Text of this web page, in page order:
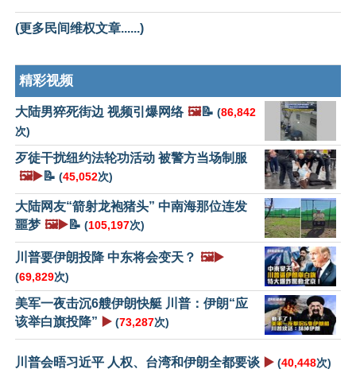
(更多民间维权文章......)
精彩视频
大陆男猝死街边 视频引爆网络 🖼️📝 (86,842
次)
歹徒干扰纽约法轮功活动 被警方当场制服
🖼️▶️📝 (45,052次)
大陆网友“箭射龙袍猪头” 中南海那位连发
噩梦 🖼️▶️📝 (105,197次)
川普要伊朗投降 中东将会变天？ 🖼️▶️
(69,829次)
美军一夜击沉6艘伊朗快艇 川普：伊朗“应
该举白旗投降” ▶️ (73,287次)
川普会晤习近平 人权、台湾和伊朗全都要谈 ▶️ (40,448次)